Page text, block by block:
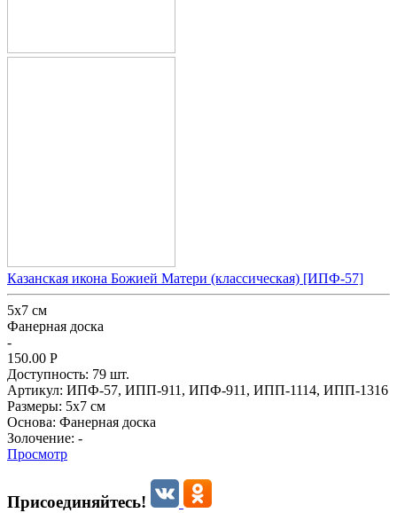
Казанская икона Божией Матери (классическая) [ИПФ-57]
5x7 см
Фанерная доска
-
150.00 Р
Доступность: 79 шт.
Артикул: ИПФ-57, ИПП-911, ИПФ-911, ИПП-1114, ИПП-1316
Размеры: 5x7 см
Основа: Фанерная доска
Золочение: -
Просмотр
Присоединяйтесь!